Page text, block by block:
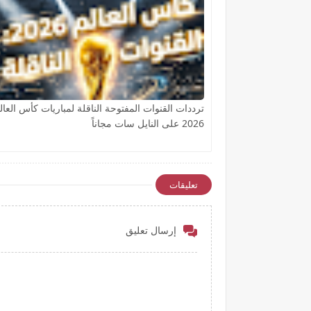
ترددات القنوات المفتوحة الناقلة لمباريات كأس
2026 على النايل سات مجاناً
تعليقات
إرسال تعليق